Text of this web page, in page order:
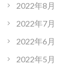
2022年8月
2022年7月
2022年6月
2022年5月